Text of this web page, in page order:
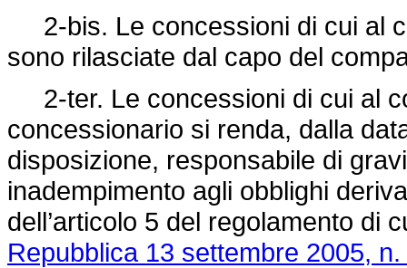
2-bis. Le concessioni di cui al
sono rilasciate dal capo del
2-ter. Le concessioni di cui al
concessionario si renda, dalla
disposizione, responsabile di
inadempimento agli obblighi
dell’articolo 5 del regolamento di
Repubblica 13 settembre 2005,